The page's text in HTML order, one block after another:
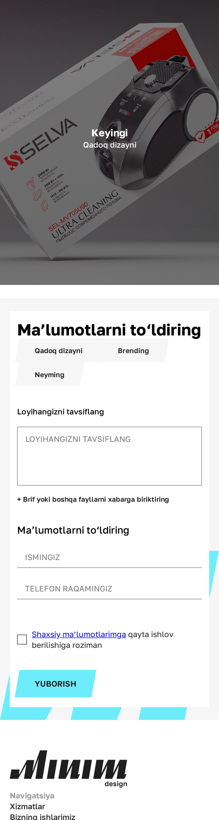
Keyingi
Qadoq dizayni
Ma’lumotlarni to‘ldiring
Qadoq dizayni Brending
Neyming
Loyihangizni tavsiflang
+ Brif yoki boshqa fayllarni xabarga biriktiring
Ma’lumotlarni to‘ldiring
Shaxsiy ma’lumotlarimga qayta ishlov
berilishiga roziman
YUBORISH
design
Navigatsiya
Xizmatlar
Bizning ishlarimiz